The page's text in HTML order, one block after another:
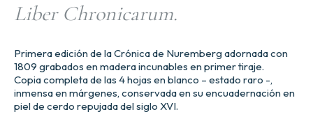
Liber Chronicarum.
Primera edición de la Crónica de Nuremberg adornada con
1809 grabados en madera incunables en primer tiraje.
Copia completa de las 4 hojas en blanco – estado raro -,
inmensa en márgenes, conservada en su encuadernación en
piel de cerdo repujada del siglo XVI.